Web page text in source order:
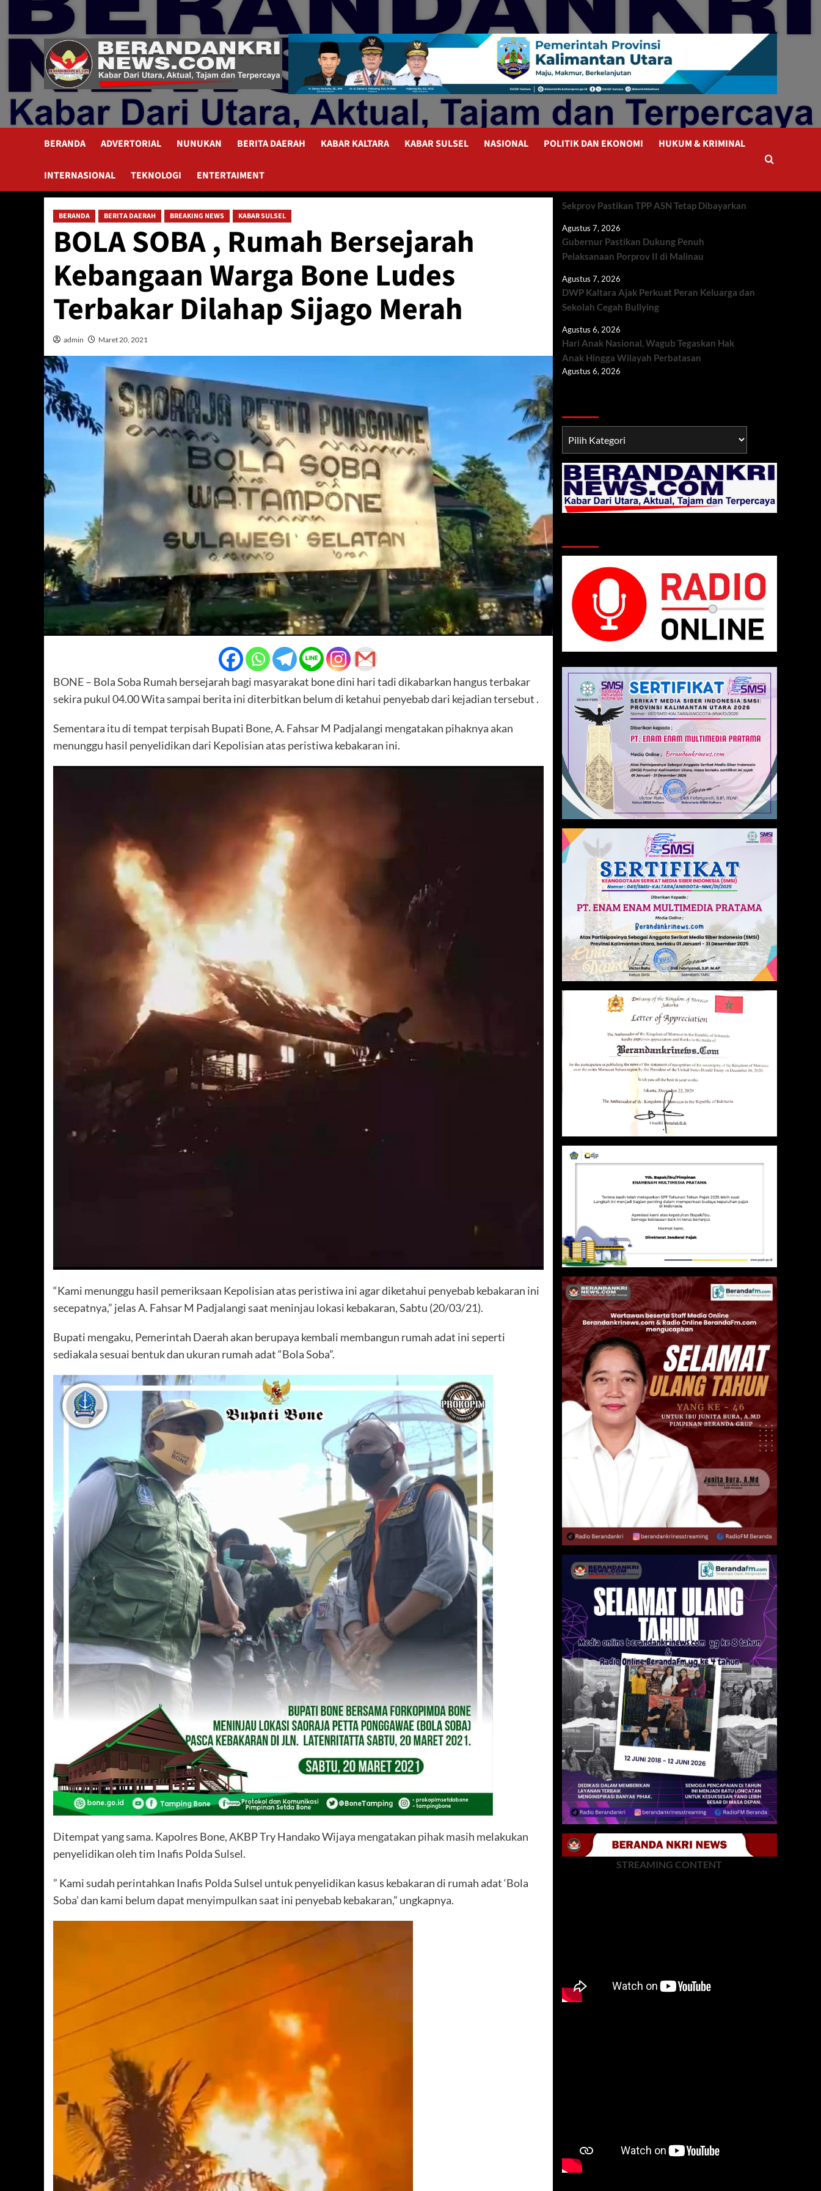
content
BERANDA ADVERTORIAL NUNUKAN BERITA DAERAH KABAR KALTARA KABAR SULSEL NASIONAL POLITIK DAN EKONOMI HUKUM & KRIMINAL
INTERNASIONAL TEKNOLOGI ENTERTAIMENT
BERANDA BERITA DAERAH BREAKING NEWS KABAR SULSEL
BOLA SOBA , Rumah Bersejarah
Kebangaan Warga Bone Ludes
Terbakar Dilahap Sijago Merah
admin Maret 20, 2021
BONE – Bola Soba Rumah bersejarah bagi masyarakat bone dini hari tadi dikabarkan hangus terbakar
sekira pukul 04.00 Wita sampai berita ini diterbitkan belum di ketahui penyebab dari kejadian tersebut .
Sementara itu di tempat terpisah Bupati Bone, A. Fahsar M Padjalangi mengatakan pihaknya akan
menunggu hasil penyelidikan dari Kepolisian atas peristiwa kebakaran ini.
“Kami menunggu hasil pemeriksaan Kepolisian atas peristiwa ini agar diketahui penyebab kebakaran ini
secepatnya,” jelas A. Fahsar M Padjalangi saat meninjau lokasi kebakaran, Sabtu (20/03/21).
Bupati mengaku, Pemerintah Daerah akan berupaya kembali membangun rumah adat ini seperti
sediakala sesuai bentuk dan ukuran rumah adat “Bola Soba”.
Ditempat yang sama. Kapolres Bone, AKBP Try Handako Wijaya mengatakan pihak masih melakukan
penyelidikan oleh tim Inafis Polda Sulsel.
” Kami sudah perintahkan Inafis Polda Sulsel untuk penyelidikan kasus kebakaran di rumah adat ‘Bola
Soba’ dan kami belum dapat menyimpulkan saat ini penyebab kebakaran,” ungkapnya.
Sekprov Pastikan TPP ASN Tetap Dibayarkan
Agustus 7, 2026
Gubernur Pastikan Dukung Penuh
Pelaksanaan Porprov II di Malinau
Agustus 7, 2026
DWP Kaltara Ajak Perkuat Peran Keluarga dan
Sekolah Cegah Bullying
Agustus 6, 2026
Hari Anak Nasional, Wagub Tegaskan Hak
Anak Hingga Wilayah Perbatasan
Agustus 6, 2026
TNI/POLRI
STREAMING CONTENT